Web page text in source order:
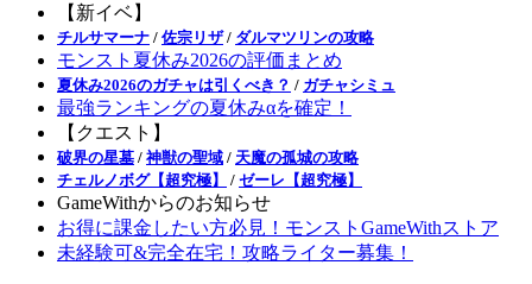
【新イベ】
チルサマーナ / 佐宗リザ/ ダルマツリンの攻略
モンスト夏休み2026の評価まとめ
夏休み2026のガチャは引くべき？ / ガチャシミュ
最強ランキングの夏休みαを確定！
【クエスト】
破界の星墓 / 神獣の聖域 / 天魔の孤城の攻略
チェルノボグ【超究極】
/ ゼーレ【超究極】
GameWithからのお知らせ
お得に課金したい方必見！モンストGameWithストア
未経験可&完全在宅！攻略ライター募集！